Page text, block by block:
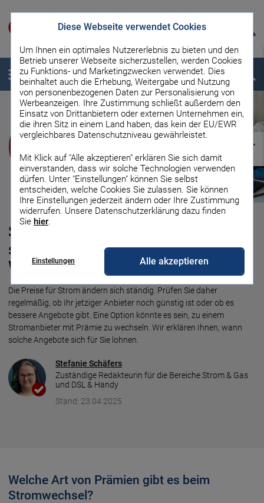
Diese Webseite verwendet Cookies
Um Ihnen ein optimales Nutzererlebnis zu bieten und den
Betrieb unserer Webseite sicherzustellen, werden Cookies
zu Funktions- und Marketingzwecken verwendet. Dies
beinhaltet auch die Erhebung, Weitergabe und Nutzung
von personenbezogenen Daten zur Personalisierung von
Werbeanzeigen. Ihre Zustimmung schließt außerdem den
Einsatz von Drittanbietern oder externen Unternehmen ein,
die ihren Sitz in einem Land haben, das kein der EU/EWR
vergleichbares Datenschutzniveau gewährleistet.
Mit Klick auf "Alle akzeptieren" erklären Sie sich damit
einverstanden, dass wir solche Technologien verwenden
dürfen. Unter "Einstellungen" können Sie selbst
entscheiden, welche Cookies Sie zulassen. Sie können
Ihre Einstellungen jederzeit ändern oder Ihre Zustimmung
widerrufen. Unsere Datenschutzerklärung dazu finden
Sie hier.
Einstellungen Alle akzeptieren
Menü Suche
Stromanbieter mit Prämie: Lohnt
sich der Wechsel wegen iPad,
Waschmaschine und Co?
Die Preise für Strom ändern sich ständig. Prüfen Sie daher
regelmäßig, ob Ihr jetziger Anbieter noch günstig ist oder ob es
bessere Angebote gibt. Eine Option könnte es sein, zu einem
Stromanbieter mit Prämie zu wechseln. Wir erklären Ihnen, wann
solche Angebote sich für Sie lohnen.
Stefanie Schäfers
Zuständige Redakteurin für die Bereiche Strom & Gas
und DSL & Handy
Stand: 23.04.2025
Welche Art von Prämien gibt es beim
Stromwechsel?